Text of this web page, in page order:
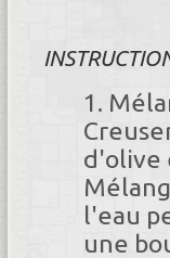
d'olive
l'eau
une